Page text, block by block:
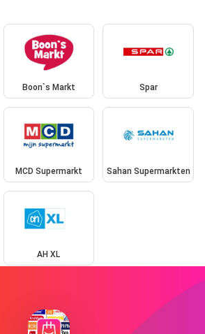
Boon`s Markt Spar
MCD Supermarkt Sahan Supermarkten
AH XL